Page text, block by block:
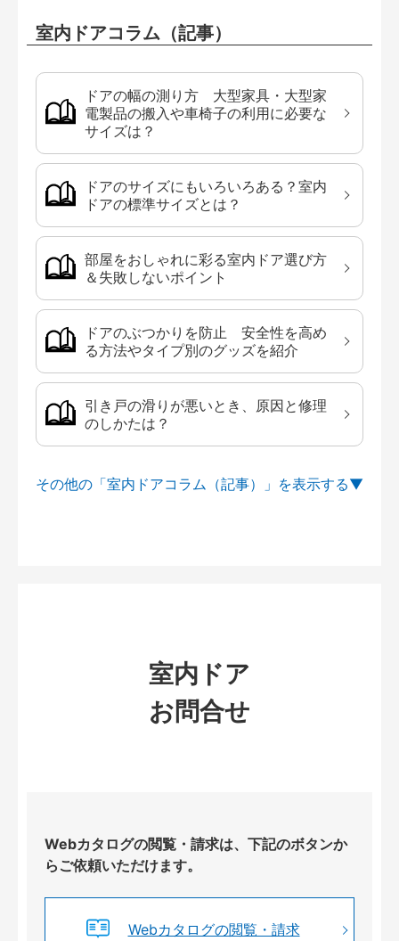
室内ドアコラム（記事）
ドアの幅の測り方 大型家具・大型家
電製品の搬入や車椅子の利用に必要な
サイズは？
ドアのサイズにもいろいろある？室内
ドアの標準サイズとは？
部屋をおしゃれに彩る室内ドア選び方
＆失敗しないポイント
ドアのぶつかりを防止 安全性を高め
る方法やタイプ別のグッズを紹介
引き戸の滑りが悪いとき、原因と修理
のしかたは？
その他の「室内ドアコラム（記事）」を
室内ドア
お問合せ
Webカタログの閲覧・請求は、下記のボタンか
らご依頼いただけます。
Webカタログの閲覧・請求